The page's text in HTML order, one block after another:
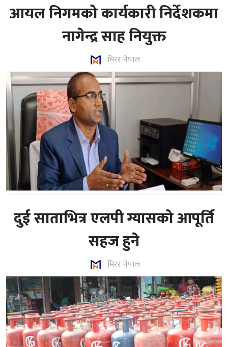
आयल निगमको कार्यकारी निर्देशकमा
नागेन्द्र साह नियुक्त
मिरर नेपाल
दुई साताभित्र एलपी ग्यासको आपूर्ति
सहज हुने
मिरर नेपाल